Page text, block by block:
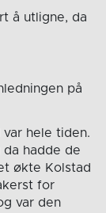
å utligne, da
på
hele tiden.
hadde de
økte Kolstad
for
var den